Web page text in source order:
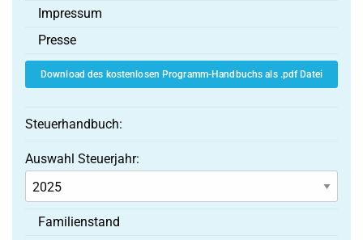
Impressum
Presse
Download des kostenlosen Programm-Handbuchs als .pdf Datei
Steuerhandbuch:
Auswahl Steuerjahr:
Familienstand